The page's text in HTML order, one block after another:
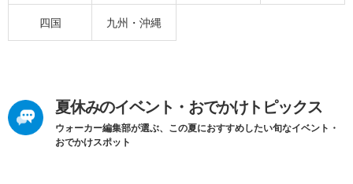
四国 九州・沖縄
夏休みのイベント・おでかけトピックス
ウォーカー編集部が選ぶ、この夏におすすめしたい旬なイベント・
おでかけスポット